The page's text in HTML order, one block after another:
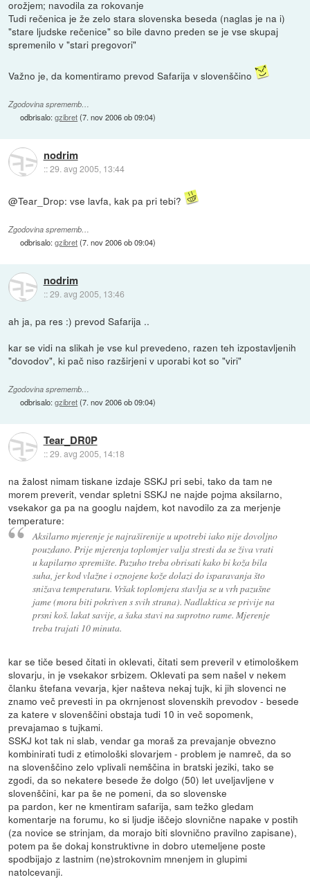
orožjem; navodila za rokovanje
Tudi rečenica je že zelo stara slovenska beseda (naglas je na i)
"stare ljudske rečenice" so bile davno preden se je vse skupaj
spremenilo v "stari pregovori"
Važno je, da komentiramo prevod Safarija v slovenščino
Zgodovina sprememb…
odbrisalo:gzibret(7. nov 2006 ob 09:04)
nodrim
::29. avg 2005, 13:44
@Tear_Drop: vse lavfa, kak pa pri tebi?
Zgodovina sprememb…
odbrisalo:gzibret(7. nov 2006 ob 09:04)
nodrim
::29. avg 2005, 13:46
ah ja, pa res :) prevod Safarija ..
kar se vidi na slikah je vse kul prevedeno, razen teh izpostavljenih
"dovodov", ki pač niso razširjeni v uporabi kot so "viri"
Zgodovina sprememb…
odbrisalo:gzibret(7. nov 2006 ob 09:04)
Tear_DR0P
::29. avg 2005, 14:18
na žalost nimam tiskane izdaje SSKJ pri sebi, tako da tam ne
morem preverit, vendar spletni SSKJ ne najde pojma aksilarno,
vsekakor ga pa na googlu najdem, kot navodilo za za merjenje
temperature:
Aksilarno mjerenje je najraširenije u upotrebi iako nije dovoljno
pouzdano. Prije mjerenja toplomjer valja stresti da se živa vrati
u kapilarno spremište. Pazuho treba obrisati kako bi koža bila
suha, jer kod vlažne i oznojene kože dolazi do isparavanja što
snižava temperaturu. Vršak toplomjera stavlja se u vrh pazušne
jame (mora biti pokriven s svih strana). Nadlaktica se privije na
prsni koš. lakat savije, a šaka stavi na suprotno rame. Mjerenje
treba trajati 10 minuta.
kar se tiče besed čitati in oklevati, čitati sem preveril v etimološkem
slovarju, in je vsekakor srbizem. Oklevati pa sem našel v nekem
članku štefana vevarja, kjer našteva nekaj tujk, ki jih slovenci ne
znamo več prevesti in pa okrnjenost slovenskih prevodov - besede
za katere v slovenščini obstaja tudi 10 in več sopomenk,
prevajamao s tujkami.
SSKJ kot tak ni slab, vendar ga moraš za prevajanje obvezno
kombinirati tudi z etimološki slovarjem - problem je namreč, da so
na slovenščino zelo vplivali nemščina in bratski jeziki, tako se
zgodi, da so nekatere besede že dolgo (50) let uveljavljene v
slovenščini, kar pa še ne pomeni, da so slovenske
pa pardon, ker ne kmentiram safarija, sam težko gledam
komentarje na forumu, ko si ljudje iščejo slovnične napake v postih
(za novice se strinjam, da morajo biti slovnično pravilno zapisane),
potem pa še dokaj konstruktivne in dobro utemeljene poste
spodbijajo z lastnim (ne)strokovnim mnenjem in glupimi
natolcevanji.